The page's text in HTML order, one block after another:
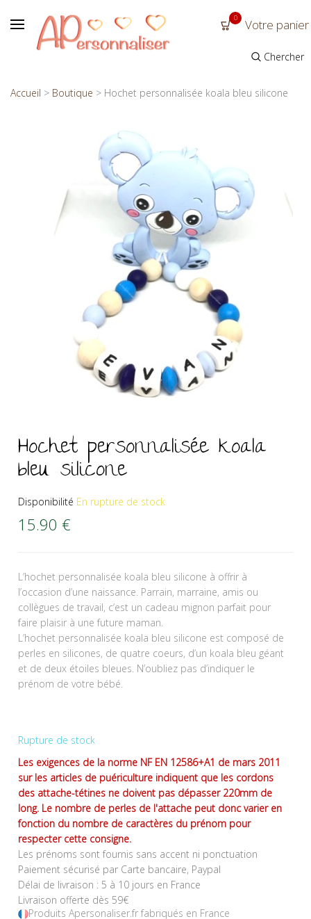
0 Votre panier
Chercher
Accueil > Boutique > Hochet personnalisée koala bleu silicone
Hochet personnalisée koala
bleu silicone
Disponibilité En rupture de stock
15.90 €
L’hochet personnalisée koala bleu silicone à offrir à
l’occasion d’une naissance. Parrain, marraine, amis ou
collègues de travail, c’est un cadeau mignon parfait pour
faire plaisir à une future maman.
L’hochet personnalisée koala bleu silicone est composé de
perles en silicones, de quatre coeurs, d’un koala bleu géant
et de deux étoiles bleues. N’oubliez pas d’indiquer le
prénom de votre bébé.
Rupture de stock
Les exigences de la norme NF EN 12586+A1 de mars 2011
sur les articles de puériculture indiquent que les cordons
des attache-tétines ne doivent pas dépasser 220mm de
long. Le nombre de perles de l'attache peut donc varier en
fonction du nombre de caractères du prénom pour
respecter cette consigne.
Les prénoms sont fournis sans accent ni ponctuation
Paiement sécurisé par Carte bancaire, Paypal
Délai de livraison : 5 à 10 jours en France
Livraison offerte dès 59€
Produits Apersonaliser.fr fabriqués en France